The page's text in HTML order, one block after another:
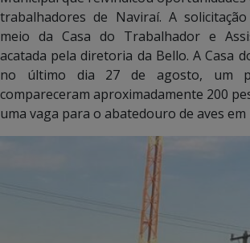
trabalhadores de Naviraí. A
meio da Casa do Trabalhador e
acatada pela diretoria da Bello. A Casa
no último dia 27 de agosto, um
compareceram aproximadamente 200
uma vaga para o abatedouro de aves em